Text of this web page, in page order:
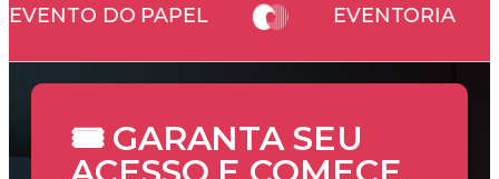
EVENTO DO PAPEL EVENTORIA
🎟️ GARANTA SEU